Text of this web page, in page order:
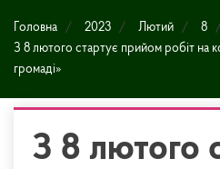
Головна 2023 Лютий
8
З 8 лютого стартує прийом робіт на
громаді»
З 8 лютого